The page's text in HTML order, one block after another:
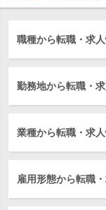
職種から転職・求
勤務地から転職・
業種から転職・求
雇用形態から転職